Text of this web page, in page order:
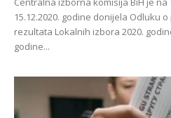
15.12.2020. godine donijela Odluku
rezultata Lokalnih izbora 2020.
godine...